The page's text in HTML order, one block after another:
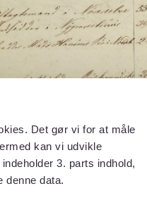
Det gør vi for at måle
kan vi udvikle
3. parts indhold,
denne data.